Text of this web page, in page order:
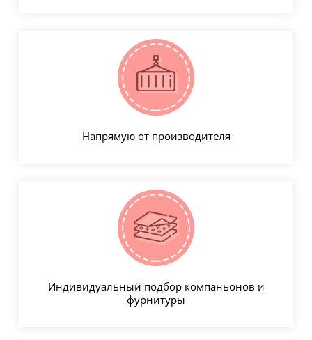
Напрямую от производителя
Индивидуальный подбор компаньонов и
фурнитуры